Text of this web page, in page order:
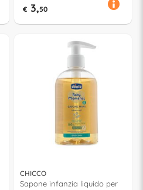
€ 3,50
CHICCO
Sapone infanzia liquido per